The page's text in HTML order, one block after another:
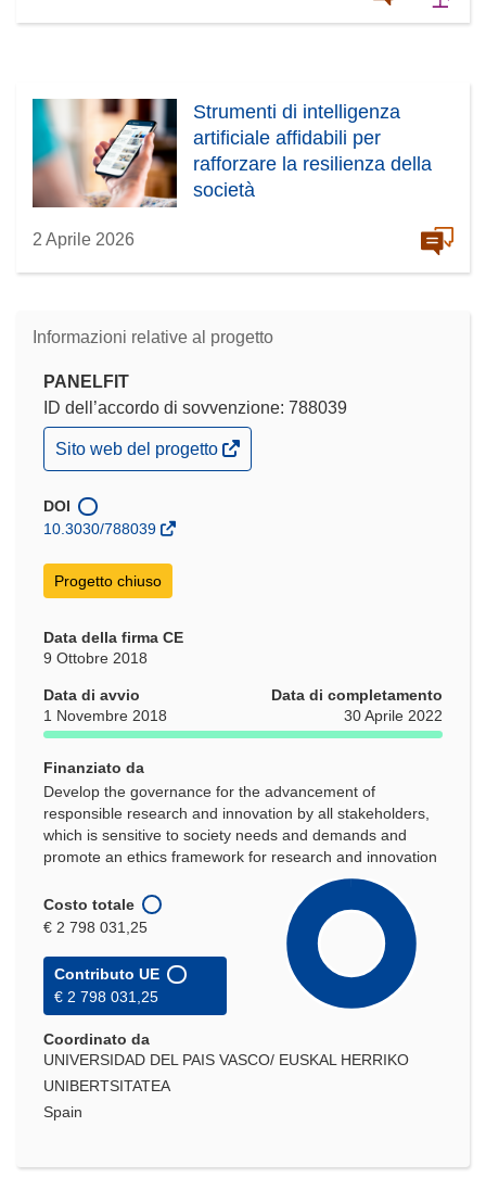
Strumenti di intelligenza
artificiale affidabili per
rafforzare la resilienza della
società
2 Aprile 2026
Informazioni relative al progetto
PANELFIT
ID dell’accordo di sovvenzione: 788039
(si
apre
una
nuova
Sito web del progetto
DOI
10.3030/788039
Progetto chiuso
Data della firma CE
9 Ottobre 2018
Data di avvio
1 Novembre 2018
Data di completamento
30 Aprile 2022
Finanziato da
Develop the governance for the advancement of
responsible research and innovation by all stakeholders,
which is sensitive to society needs and demands and
promote an ethics framework for research and innovation
Costo totale
€ 2 798 031,25
Contributo UE
€ 2 798 031,25
Coordinato da
UNIVERSIDAD DEL PAIS VASCO/ EUSKAL HERRIKO
UNIBERTSITATEA
Spain